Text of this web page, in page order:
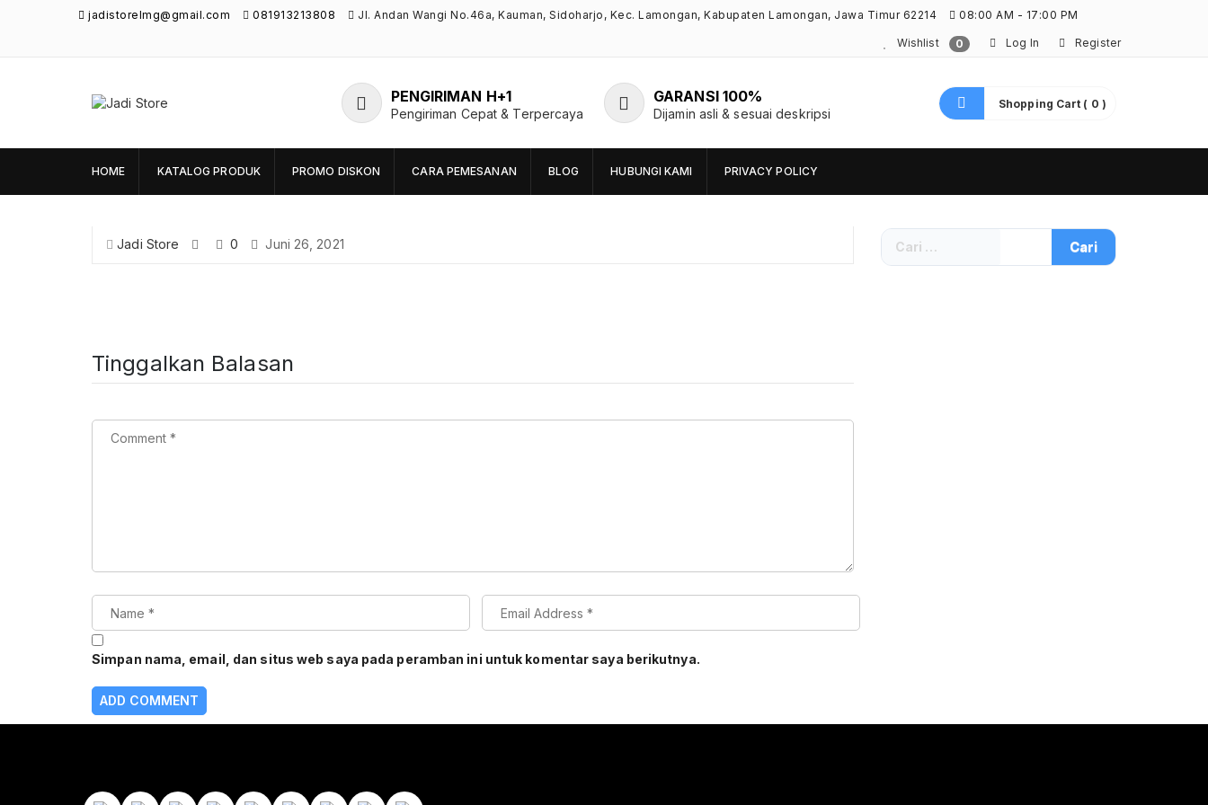
jadistorelmg@gmail.com 081913213808 Jl. Andan Wangi No.46a, Kauman, Sidoharjo, Kec. Lamongan, Kabupaten Lamongan, Jawa Timur 62214 08:00 AM - 17:00 PM
Wishlist 0 Log In Register
Unik di Lamongan
PENGIRIMAN H+1
Pengiriman Cepat & Terpercaya
GARANSI 100%
Dijamin asli & sesuai deskripsi
Shopping Cart ( 0 )
HOME KATALOG PRODUK PROMO DISKON CARA PEMESANAN BLOG HUBUNGI KAMI PRIVACY POLICY
Jadi Store 0 Juni 26, 2021
Tinggalkan Balasan
Simpan nama, email, dan situs web saya pada peramban ini untuk komentar saya berikutnya.
Cari
untuk: